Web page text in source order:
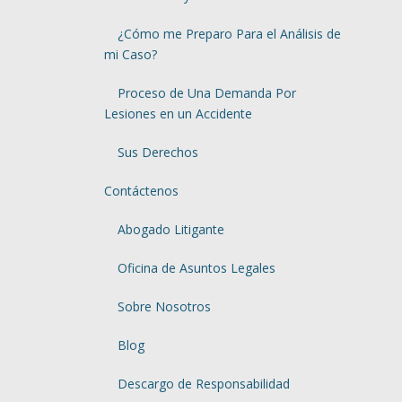
¿Cómo me Preparo Para el Análisis de
mi Caso?
Proceso de Una Demanda Por
Lesiones en un Accidente
Sus Derechos
Contáctenos
Abogado Litigante
Oficina de Asuntos Legales
Sobre Nosotros
Blog
Descargo de Responsabilidad